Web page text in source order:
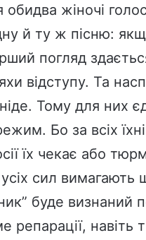
жіночі
й ту ж пісню:
погляд
відступу. Та
Тому для них
Бо за всіх
їх чекає або
сил вимагають
буде визнаний
репарації, навіть